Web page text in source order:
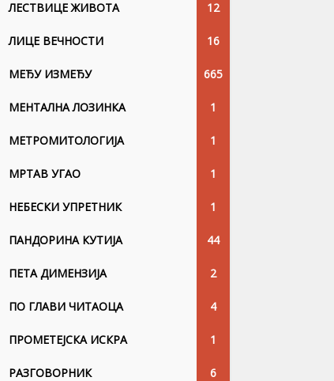
ЛЕСТВИЦЕ ЖИВОТА 12
ЛИЦЕ ВЕЧНОСТИ 16
МЕЂУ ИЗМЕЂУ 665
МЕНТАЛНА ЛОЗИНКА 1
МЕТРОМИТОЛОГИЈА 1
МРТАВ УГАО 1
НЕБЕСКИ УПРЕТНИК 1
ПАНДОРИНА КУТИЈА 44
ПЕТА ДИМЕНЗИЈА 2
ПО ГЛАВИ ЧИТАОЦА 4
ПРОМЕТЕЈСКА ИСКРА 1
РАЗГОВОРНИК 6